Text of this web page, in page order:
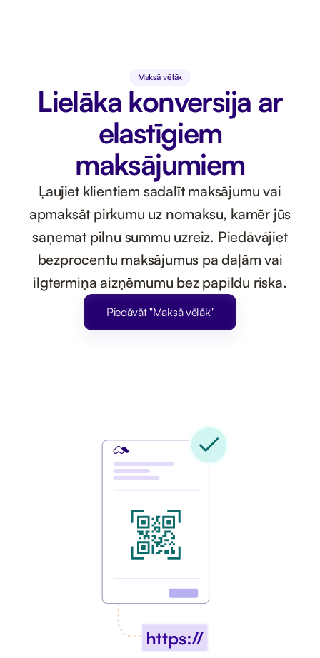
Maksā vēlāk
Lielāka konversija ar
elastīgiem
maksājumiem
Ļaujiet klientiem sadalīt maksājumu vai
apmaksāt pirkumu uz nomaksu, kamēr jūs
saņemat pilnu summu uzreiz. Piedāvājiet
bezprocentu maksājumus pa daļām vai
ilgtermiņa aizņēmumu bez papildu riska.
Piedāvāt "Maksā vēlāk"